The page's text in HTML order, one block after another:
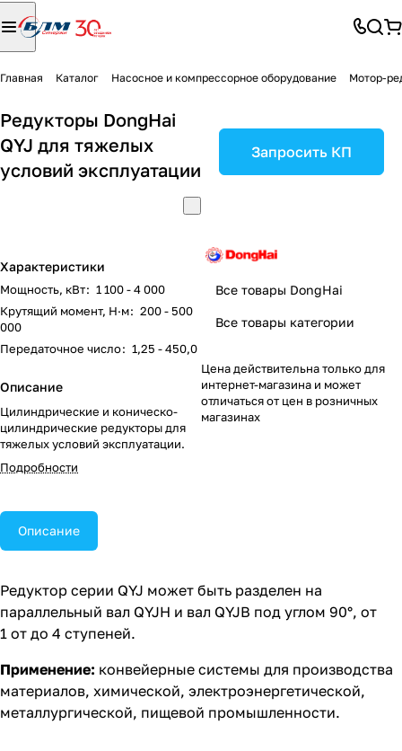
Главная Каталог Насосное и компрессорное оборудование Мотор-
Редукторы DongHai
QYJ для тяжелых
условий эксплуатации
Характеристики
Мощность, кВт: 1 100 - 4 000
Крутящий момент, Н·м: 200 - 500
000
Передаточное число: 1,25 - 450,0
Описание
Цилиндрические и коническо-
цилиндрические редукторы для
тяжелых условий эксплуатации.
Подробности
Запросить КП
Все товары DongHai
Все товары категории
Цена действительна только для
интернет-магазина и может
отличаться от цен в розничных
магазинах
Описание
Редуктор серии QYJ может быть разделен на
параллельный вал QYJH и вал QYJB под углом 90°, от
1 от до 4 ступеней.
Применение: конвейерные системы для производства
материалов, химической, электроэнергетической,
металлургической, пищевой промышленности.